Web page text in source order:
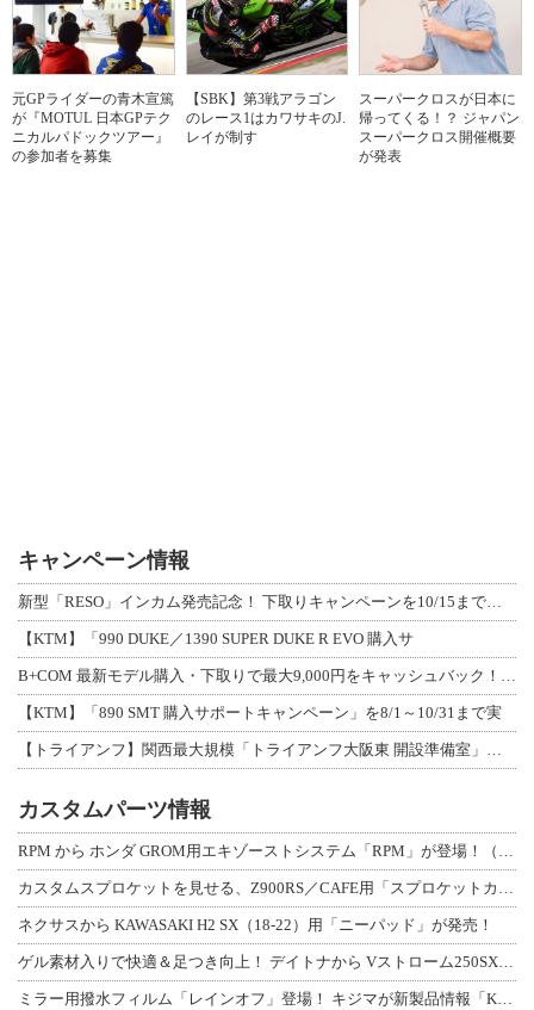
元GPライダーの青木宣篤
が『MOTUL 日本GPテク
ニカルパドックツアー』
の参加者を募集
【SBK】第3戦アラゴン
のレース1はカワサキのJ.
レイが制す
スーパークロスが日本に
帰ってくる！？ ジャパン
スーパークロス開催概要
が発表
キャンペーン情報
【KTM】「990 DUKE／1390 SUPER DUKE R EVO 購入サ
【KTM】「890 SMT 購入サポートキャンペーン」を8/1～10/31まで実
カスタムパーツ情報
ネクサスから KAWASAKI H2 SX（18-22）用「ニーパッド」が発売！